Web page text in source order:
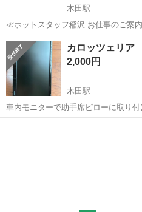
木田駅
≪ホットスタッフ稲沢 お仕事のご案
ーツの梱包作業!』 ────────────────── ＼お仕事の詳細♪/
愛知 木田駅
カロッツェリア
2,000円
木田駅
車内モニターで助手席ピローに取り
チVGAモニター TVM-W910です。